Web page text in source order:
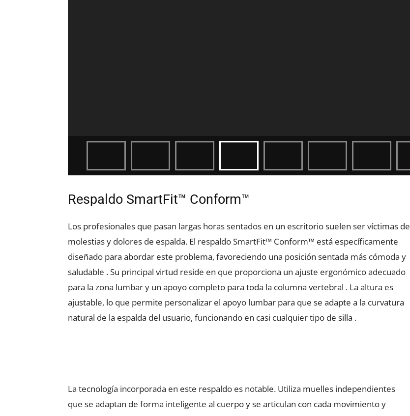
Respaldo SmartFit™ Conform™
Los profesionales que pasan largas horas sentados en un escritorio suelen ser víctimas de
molestias y dolores de espalda. El respaldo SmartFit™ Conform™ está específicamente
diseñado para abordar este problema, favoreciendo una posición sentada más cómoda y
saludable . Su principal virtud reside en que proporciona un ajuste ergonómico adecuado
para la zona lumbar y un apoyo completo para toda la columna vertebral . La altura es
ajustable, lo que permite personalizar el apoyo lumbar para que se adapte a la curvatura
natural de la espalda del usuario, funcionando en casi cualquier tipo de silla .
La tecnología incorporada en este respaldo es notable. Utiliza muelles independientes
que se adaptan de forma inteligente al cuerpo y se articulan con cada movimiento y